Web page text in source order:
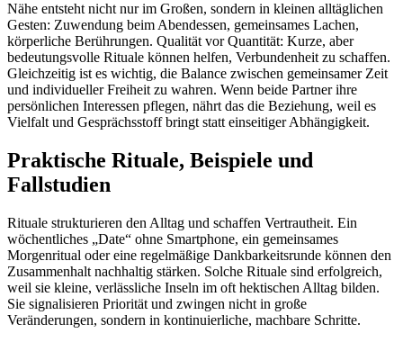
Nähe entsteht nicht nur im Großen, sondern in kleinen alltäglichen
Gesten: Zuwendung beim Abendessen, gemeinsames Lachen,
körperliche Berührungen. Qualität vor Quantität: Kurze, aber
bedeutungsvolle Rituale können helfen, Verbundenheit zu schaffen.
Gleichzeitig ist es wichtig, die Balance zwischen gemeinsamer Zeit
und individueller Freiheit zu wahren. Wenn beide Partner ihre
persönlichen Interessen pflegen, nährt das die Beziehung, weil es
Vielfalt und Gesprächsstoff bringt statt einseitiger Abhängigkeit.
Praktische Rituale, Beispiele und
Fallstudien
Rituale strukturieren den Alltag und schaffen Vertrautheit. Ein
wöchentliches „Date“ ohne Smartphone, ein gemeinsames
Morgenritual oder eine regelmäßige Dankbarkeitsrunde können den
Zusammenhalt nachhaltig stärken. Solche Rituale sind erfolgreich,
weil sie kleine, verlässliche Inseln im oft hektischen Alltag bilden.
Sie signalisieren Priorität und zwingen nicht in große
Veränderungen, sondern in kontinuierliche, machbare Schritte.